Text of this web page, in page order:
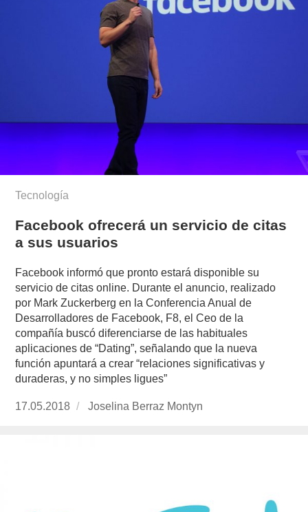
Tecnología
Facebook ofrecerá un servicio de citas
a sus usuarios
Facebook informó que pronto estará disponible su
servicio de citas online. Durante el anuncio, realizado
por Mark Zuckerberg en la Conferencia Anual de
Desarrolladores de Facebook, F8, el Ceo de la
compañía buscó diferenciarse de las habituales
aplicaciones de “Dating”, señalando que la nueva
función apuntará a crear “relaciones significativas y
duraderas, y no simples ligues”
Publicado
17.05.2018
https://www.experimenta.es/author/joselina-
Joselina Berraz Montyn